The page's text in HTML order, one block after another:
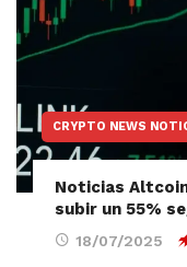
CRYPTO NEWS
Noticias
subir un 55%
18/07/2025